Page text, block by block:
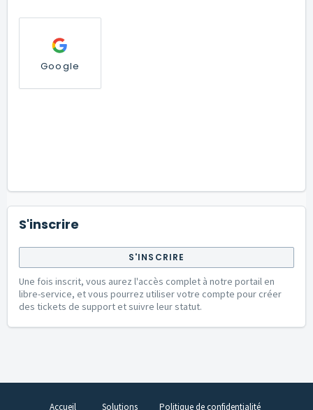
Google
S'inscrire
S'INSCRIRE
Une fois inscrit, vous aurez l'accès complet à notre portail en
libre-service, et vous pourrez utiliser votre compte pour créer
des tickets de support et suivre leur statut.
Accueil Solutions Politique de confidentialité